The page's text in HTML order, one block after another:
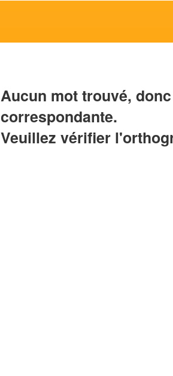
Aucun mot trouvé,
correspondante.
Veuillez vérifier